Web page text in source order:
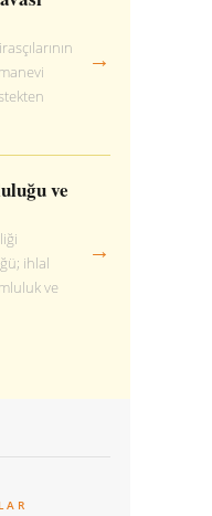
→
ve
ihlal
ve
→